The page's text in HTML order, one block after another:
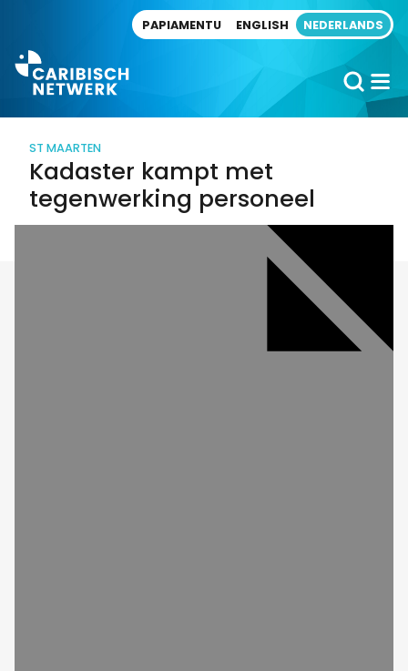
PAPIAMENTU ENGLISH NEDERLANDS
ST MAARTEN
Kadaster kampt met
tegenwerking personeel